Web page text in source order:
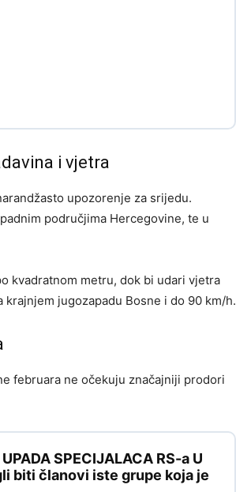
i vjetra
upozorenje za srijedu.
područjima Hercegovine, te u
kvadratnom metru, dok bi udari vjetra
jugozapadu Bosne i do 90 km/h.
februara ne očekuju značajniji prodori
SPECIJALACA RS-a U
biti članovi iste grupe koja je